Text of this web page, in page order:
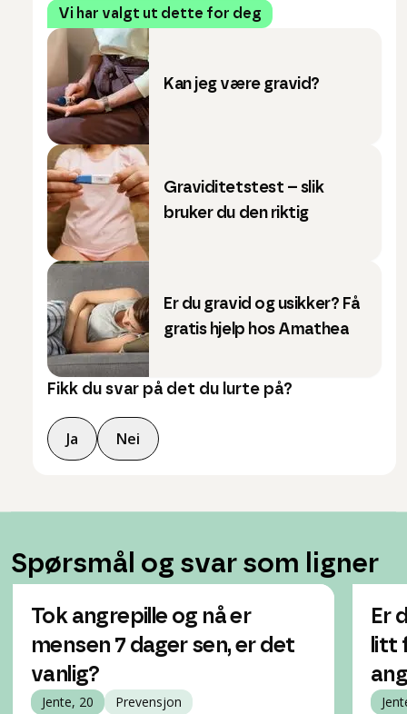
Vi har valgt ut dette for deg
Kan jeg være gravid?
Graviditetstest – slik
bruker du den riktig
Er du gravid og usikker? Få
gratis hjelp hos Amathea
Fikk du svar på det du lurte på?
Ja Nei
Spørsmål og svar som ligner
Tok angrepille og nå er
mensen 7 dager sen, er det
vanlig?
Jente, 20 Prevensjon
Er
litt